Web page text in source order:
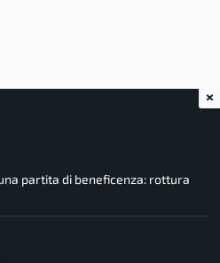
partita di beneficenza: rottura
×